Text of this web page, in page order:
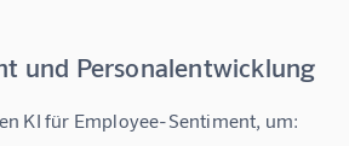
und Personalentwicklung
KI für Employee-Sentiment , um: